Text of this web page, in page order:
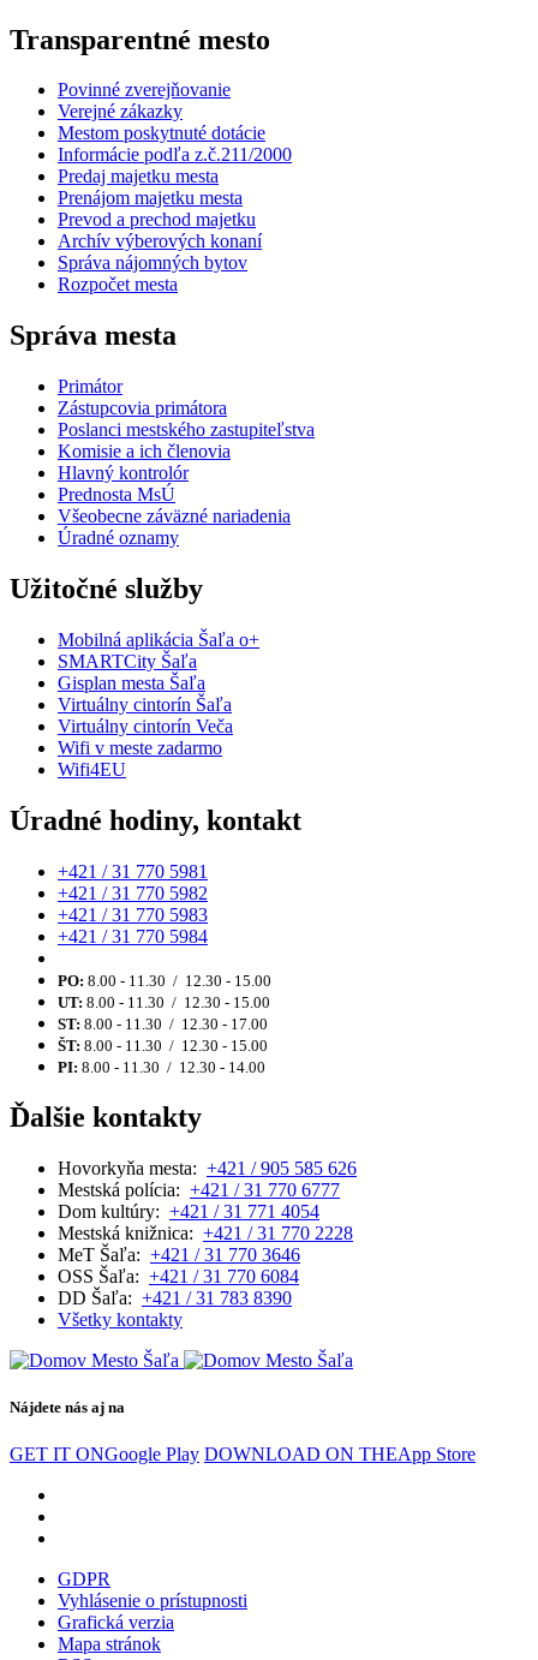
Transparentné mesto
Povinné zverejňovanie
Verejné zákazky
Mestom poskytnuté dotácie
Informácie podľa z.č.211/2000
Predaj majetku mesta
Prenájom majetku mesta
Prevod a prechod majetku
Archív výberových konaní
Správa nájomných bytov
Rozpočet mesta
Správa mesta
Primátor
Zástupcovia primátora
Poslanci mestského zastupiteľstva
Komisie a ich členovia
Hlavný kontrolór
Prednosta MsÚ
Všeobecne záväzné nariadenia
Úradné oznamy
Užitočné služby
Mobilná aplikácia Šaľa o+
SMARTCity Šaľa
Gisplan mesta Šaľa
Virtuálny cintorín Šaľa
Virtuálny cintorín Veča
Wifi v meste zadarmo
Wifi4EU
Úradné hodiny, kontakt
+421 / 31 770 5981
+421 / 31 770 5982
+421 / 31 770 5983
+421 / 31 770 5984
PO: 8.00 - 11.30 / 12.30 - 15.00
UT: 8.00 - 11.30 / 12.30 - 15.00
ST: 8.00 - 11.30 / 12.30 - 17.00
ŠT: 8.00 - 11.30 / 12.30 - 15.00
PI: 8.00 - 11.30 / 12.30 - 14.00
Ďalšie kontakty
Hovorkyňa mesta: +421 / 905 585 626
Mestská polícia: +421 / 31 770 6777
Dom kultúry: +421 / 31 771 4054
Mestská knižnica: +421 / 31 770 2228
MeT Šaľa: +421 / 31 770 3646
OSS Šaľa: +421 / 31 770 6084
DD Šaľa: +421 / 31 783 8390
Všetky kontakty
Nájdete nás aj na
GET IT ONGoogle Play DOWNLOAD ON THEApp Store
GDPR
Vyhlásenie o prístupnosti
Grafická verzia
Mapa stránok